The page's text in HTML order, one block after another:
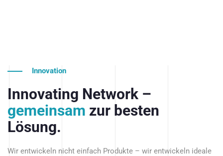
Innovation
Innovating Network –
gemeinsam zur besten
Lösung.
Wir entwickeln nicht einfach Produkte – wir entwickeln ideale